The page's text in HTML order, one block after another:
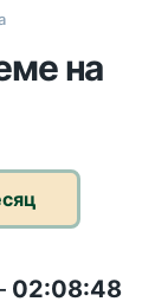
на
02:08:47